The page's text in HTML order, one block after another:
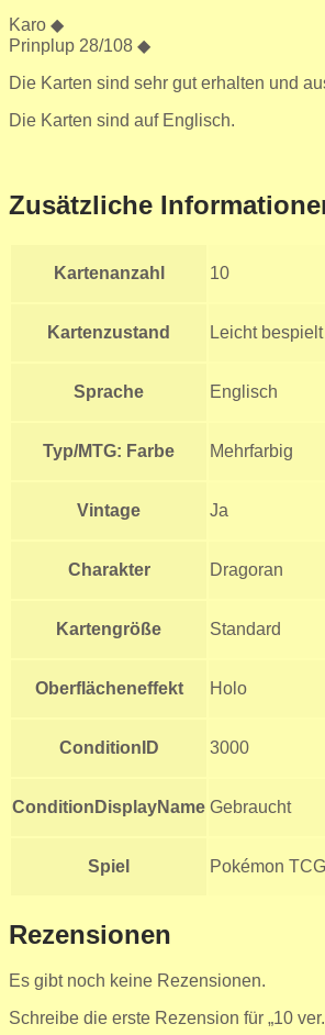
Karo ◆
Prinplup 28/108 ◆
Die Karten sind sehr gut erhalten und
Die Karten sind auf Englisch.
Zusätzliche
Kartenanzahl 10
Kartenzustand Leicht
Sprache Englisch
Typ/MTG: Farbe Mehrfarbig
Vintage Ja
Charakter Dragoran
Kartengröße Standard
Oberflächeneffekt Holo
ConditionID 3000
ConditionDisplayName Gebraucht
Spiel Pokémon TCG
Rezensionen
Es gibt noch keine Rezensionen.
Schreibe die erste Rezension für „10